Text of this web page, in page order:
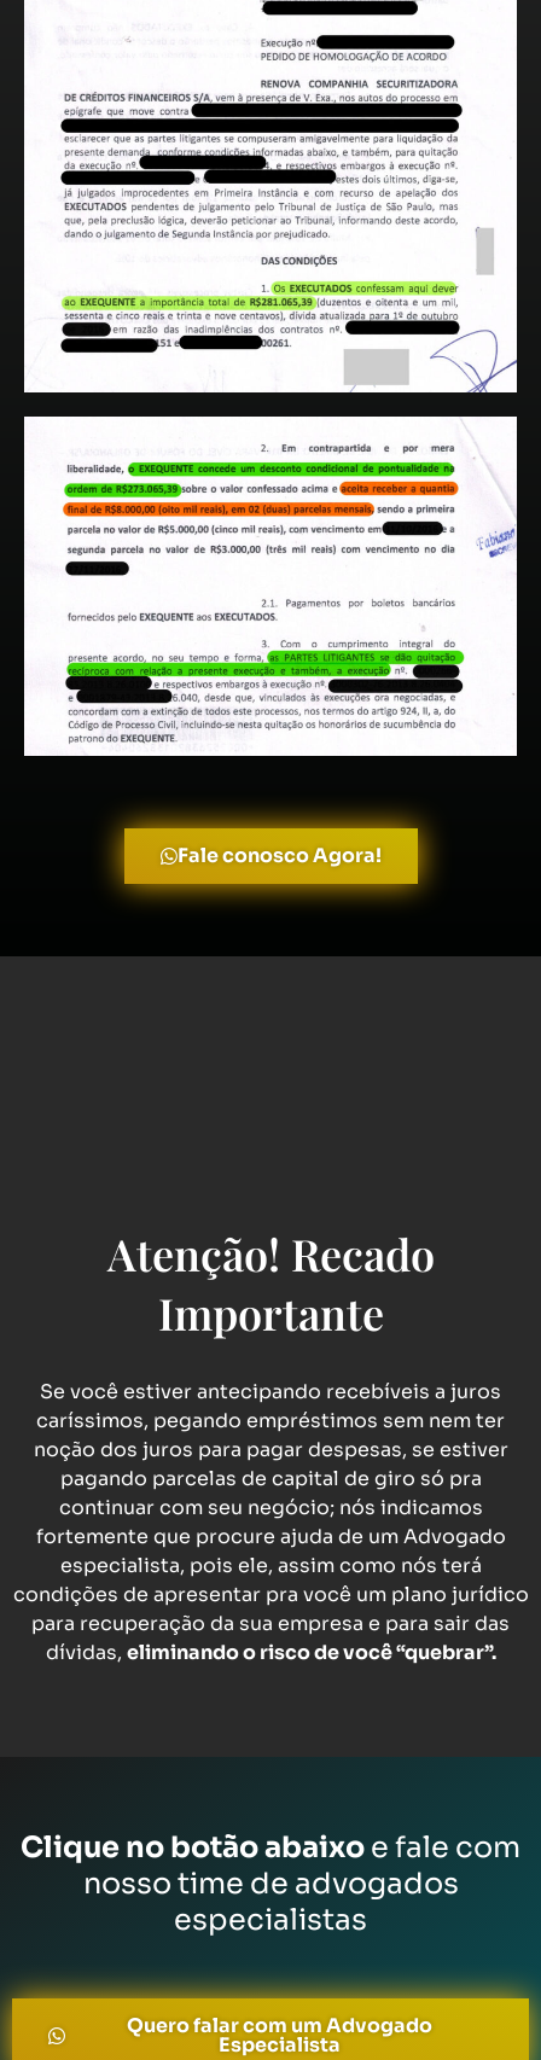
Fale conosco Agora!
Atenção! Recado
Importante
Se você estiver antecipando recebíveis a juros
caríssimos, pegando empréstimos sem nem ter
noção dos juros para pagar despesas, se estiver
pagando parcelas de capital de giro só pra
continuar com seu negócio; nós indicamos
fortemente que procure ajuda de um Advogado
especialista, pois ele, assim como nós terá
condições de apresentar pra você um plano jurídico
para recuperação da sua empresa e para sair das
dívidas, eliminando o risco de você “quebrar”.
Clique no botão abaixo e fale com
nosso time de advogados
especialistas
Quero falar com um Advogado
Especialista